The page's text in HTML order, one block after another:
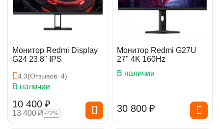
Монитор Redmi Display
G24 23.8" IPS
4.3(Отзывов: 4)
В наличии
10 400 ₽
13 400₽ -22%
Монитор Redmi G27U
27" 4K 160Hz
В наличии
30 800 ₽